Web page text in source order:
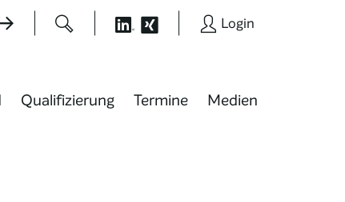
Login
Qualifizierung Termine Medien